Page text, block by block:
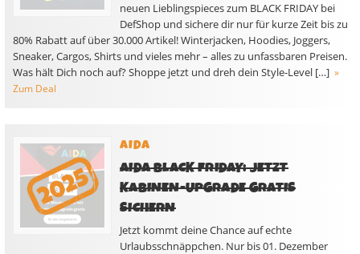
neuen Lieblingspieces zum BLACK FRIDAY bei
DefShop und sichere dir nur für kurze Zeit bis zu
80% Rabatt auf über 30.000 Artikel! Winterjacken, Hoodies, Joggers,
Sneaker, Cargos, Shirts und vieles mehr – alles zu unfassbaren Preisen.
Was hält Dich noch auf? Shoppe jetzt und dreh dein Style-Level […] »
Zum Deal
AIDA
AIDA BLACK FRIDAY: JETZT
KABINEN-UPGRADE GRATIS
SICHERN
Jetzt kommt deine Chance auf echte
Urlaubsschnäppchen. Nur bis 01. Dezember